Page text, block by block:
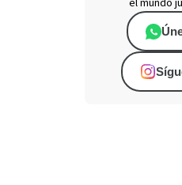
el mundo